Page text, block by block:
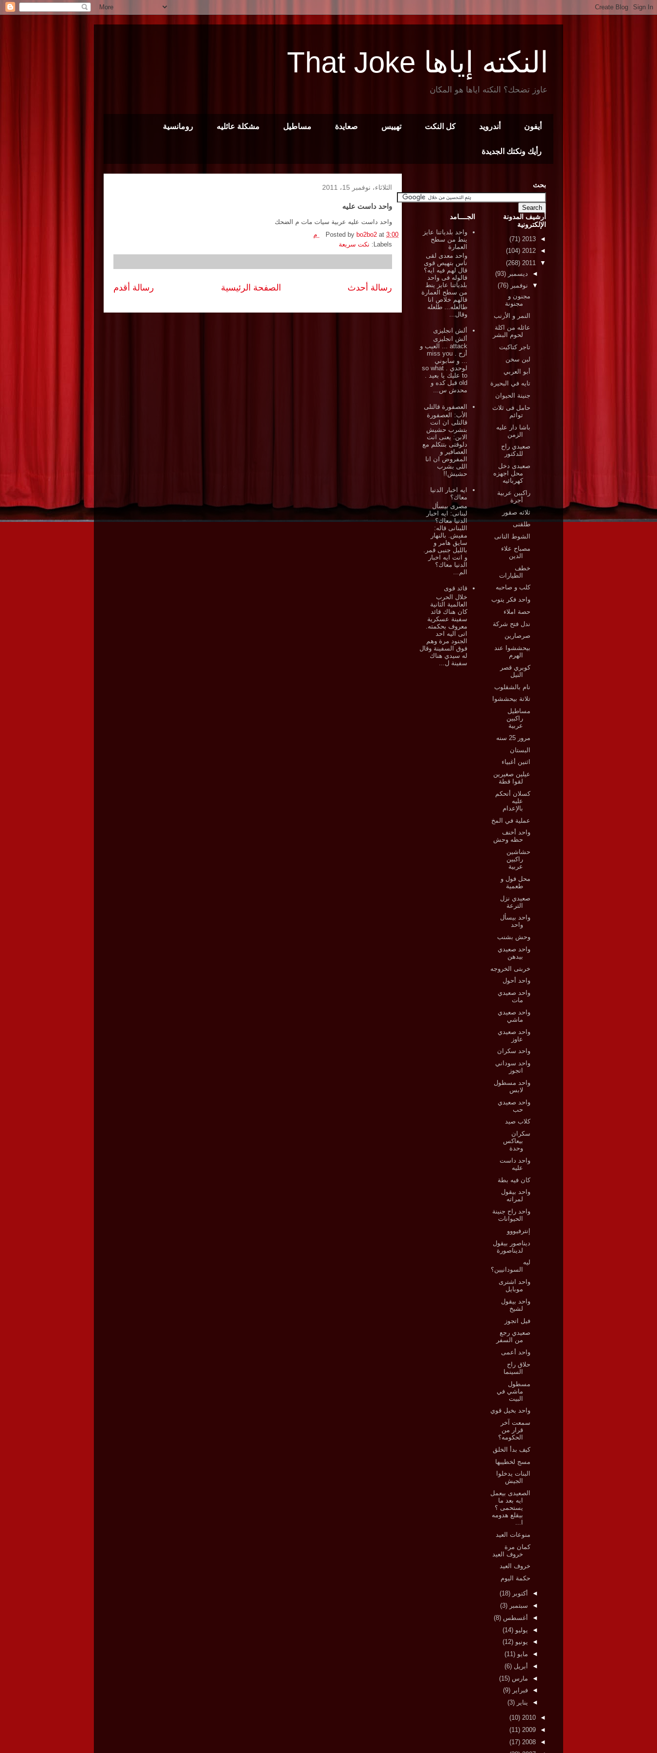
النكته إياها That Joke
عاوز تضحك؟ النكته اياها هو المكان
أيفون أندرويد كل النكت تهييس صعايدة مساطيل مشكلة عائليه رومانسية
رأيك ونكتك الجديدة
الثلاثاء، نوفمبر 15، 2011
واحد داست عليه
واحد داست عليه عربية سيات مات م الضحك
Posted by bo2bo2 at 3:00 م
Labels:
نكت سريعة
رسالة أحدث رسالة أقدم الصفحة الرئيسية
بحث
أرشيف المدونة
الإلكترونية
◄
2013
(71)
◄
2012
(104)
▼
2011
(268)
◄ ديسمبر (93)
▼ نوفمبر (76)
مجنون و
مجنونة
النمر و الأرنب
عائله من اكلة
لحوم البشر
تاجر كتاكيت
لبن سخن
أبو العربي
تايه في البحيرة
جنينة الحيوان
حامل فى ثلاث
توائم
باشا دار عليه
الزمن
صعيدي راح
للدكتور
صعيدى دخل
محل اجهزه
كهربائيه
راكبين عربية
أجرة
ثلاثه صقور
طلقنى
الشوط التانى
مصباح علاء
الدين
خطف
الطيارات
كلب و صاحبه
واحد فكر يتوب
حصة املاء
ندل فتح شركة
صرصارين
بيحششوا عند
الهرم
كوبري قصر
النيل
نام بالشقلوب
تلاتة بيحششوا
مساطيل
راكبين
عربية
مرور 25 سنه
البستان
اثنين أغبياء
عيلين صغيرين
لقوا قطة
كسلان أتحكم
عليه
بالإعدام
عملية في المخ
واحد أخنف
حظه وحش
حشاشين
راكبين
عربية
محل فول و
طعمية
صعيدي نزل
الترعة
واحد بيسأل
واحد
وحش بشنب
واحد صعيدي
بيدهن
خربتى الخروجه
واحد أحول
واحد صعيدي
مات
واحد صعيدي
ماشي
واحد صعيدي
عاوز
واحد سكران
واحد سوداني
اتجوز
واحد مسطول
لابس
واحد صعيدي
حب
كلاب صيد
سكران
بيعاكس
وحدة
واحد داست
عليه
كان فيه بطة
واحد بيقول
لمراته
واحد راح جنينة
الحيوانات
إنترفيووو
ديناصور بيقول
لديناصورة
ليه
السودانيين؟
واحد اشترى
موبايل
واحد بيقول
لشيخ
فيل اتجوز
صعيدي رجع
من السفر
واحد أعمى
حلاق راح
السينما
مسطول
ماشي في
البيت
واحد بخيل قوي
سمعت آخر
قرار من
الحكومه؟
كيف بدأ الخلق
مسج لخطيبها
البنات يدخلوا
الجيش
الصعيدى بيعمل
ايه بعد ما
يستحمى ؟
بيقلع هدومه
ا...
منوعات العيد
كمان مرة
خروف العيد
خروف العيد
حكمة اليوم
◄ أكتوبر (18)
◄ سبتمبر (3)
◄
أغسطس (8)
◄ يوليو (14)
◄ يونيو (12)
◄ مايو (11)
◄
أبريل (6)
◄ مارس (15)
◄ فبراير (9)
◄ يناير (3)
◄
2010
(10)
◄
2009
(11)
◄
2008
(17)
الجــــامد
واحد بلدياتنا عايز
ينط من سطح
العمارة
واحد معدى لقى
ناس بتهيص قوى
قال لهم فيه ايه؟
قالوله فى واحد
بلدياتنا عايز ينط
من سطح العمارة
قالهم خلاص انا
طالعله... طلعله
وقال...
ألش انجليزى
ألش انجليزى
attack ... العيب و
أزح . miss you
... و سابوني
لوحدي . so what
to عليك يا بعيد .
old قبل كده و
محدش س...
العصفورة قالتلى
الأب: العصفورة
قالتلى ان انت
بتشرب حشيش
الابن: يعنى انت
دلوقتى بتتكلم مع
العصافير و
المفروض ان انا
اللى بشرب
حشيش!!
ايه اخبار الدنيا
معاك؟
مصرى بيسأل
لبنانى: ايه اخبار
الدنيا معاك؟
اللبنانى قاله:
مفيش. بالنهار
سايق هامر و
بالليل جنبى قمر.
و انت ايه اخبار
الدنيا معاك؟
الم...
قائد قوى
خلال الحرب
العالمية الثانية
كان هناك قائد
سفينة عسكرية
معروف بحكمته.
اتى اليه احد
الجنود مرة وهم
فوق السفينة وقال
له سيدي هناك
سفينة ل...